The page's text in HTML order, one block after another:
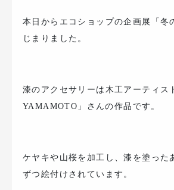
本日からエコショップの企画展「冬
じまりました。
漆のアクセサリーは木工アーティ
YAMAMOTO」さんの作品です。
ケヤキや山桜を加工し、漆を塗った
ずつ絵付けされています。